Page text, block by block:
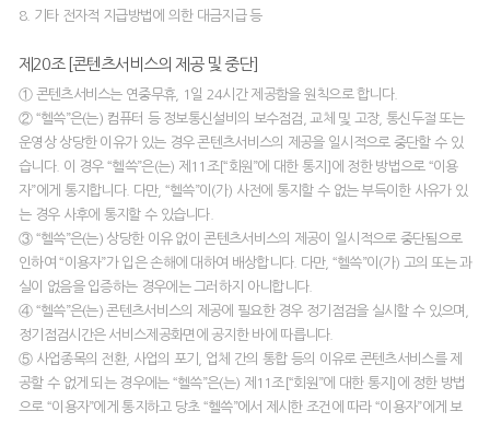
8. 기타 전자적 지급방법에 의한 대금지급 등
제20조 [콘텐츠서비스의 제공 및 중단]
① 콘텐츠서비스는 연중무휴, 1일 24시간 제공함을 원칙으로 합니다.
② “헬쓱”은(는) 컴퓨터 등 정보통신설비의 보수점검, 교체 및 고장, 통신두절 또는
운영상 상당한 이유가 있는 경우 콘텐츠서비스의 제공을 일시적으로 중단할 수 있
습니다. 이 경우 “헬쓱”은(는) 제11조[“회원”에 대한 통지]에 정한 방법으로 “이용
자”에게 통지합니다. 다만, “헬쓱”이(가) 사전에 통지할 수 없는 부득이한 사유가 있
는 경우 사후에 통지할 수 있습니다.
③ “헬쓱”은(는) 상당한 이유 없이 콘텐츠서비스의 제공이 일시적으로 중단됨으로
인하여 “이용자”가 입은 손해에 대하여 배상합니다. 다만, “헬쓱”이(가) 고의 또는 과
실이 없음을 입증하는 경우에는 그러하지 아니합니다.
④ “헬쓱”은(는) 콘텐츠서비스의 제공에 필요한 경우 정기점검을 실시할 수 있으며,
정기점검시간은 서비스제공화면에 공지한 바에 따릅니다.
⑤ 사업종목의 전환, 사업의 포기, 업체 간의 통합 등의 이유로 콘텐츠서비스를 제
공할 수 없게 되는 경우에는 “헬쓱”은(는) 제11조[“회원”에 대한 통지]에 정한 방법
으로 “이용자”에게 통지하고 당초 “헬쓱”에서 제시한 조건에 따라 “이용자”에게 보